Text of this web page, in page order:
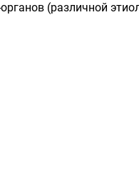
(различной